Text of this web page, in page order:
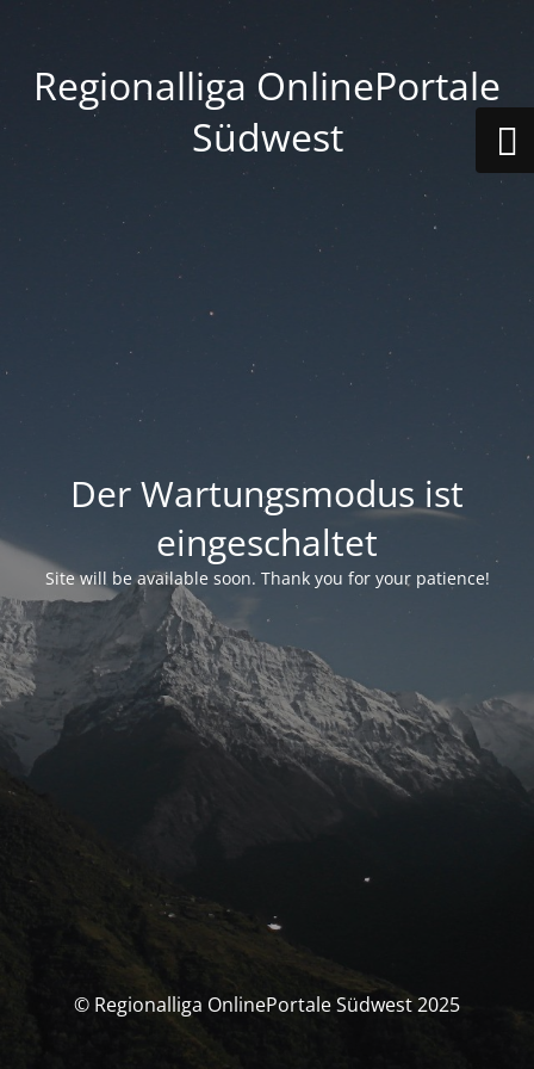
Regionalliga OnlinePortale
Südwest
Der Wartungsmodus ist
eingeschaltet
Site will be available soon. Thank you for your patience!
© Regionalliga OnlinePortale Südwest 2025